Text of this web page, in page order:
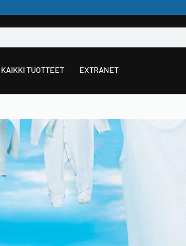
KAIKKI TUOTTEET EXTRANET